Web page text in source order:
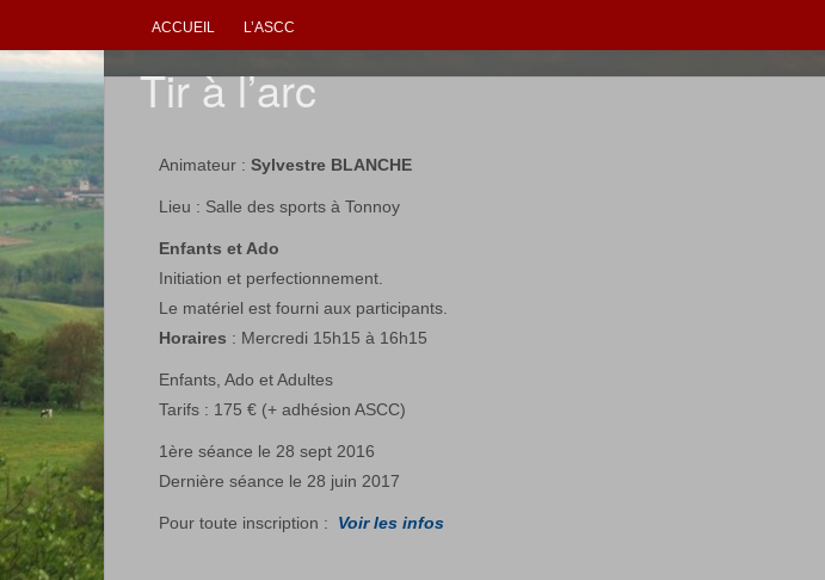
ACCUEIL L’ASCC
Tir à l’arc
Animateur : Sylvestre BLANCHE
Lieu : Salle des sports à Tonnoy
Enfants et Ado
Initiation et perfectionnement.
Le matériel est fourni aux participants.
Horaires : Mercredi 15h15 à 16h15
Enfants, Ado et Adultes
Tarifs : 175 € (+ adhésion ASCC)
1ère séance le 28 sept 2016
Dernière séance le 28 juin 2017
Pour toute inscription : Voir les infos